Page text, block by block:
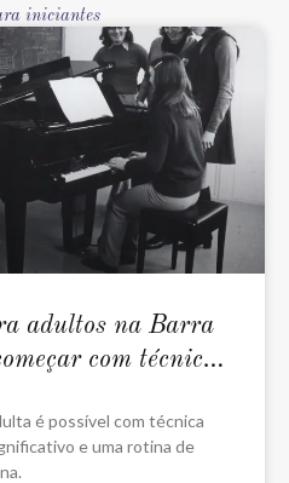
iniciantes
adultos na Barra
com técnica
é possível com técnica
e uma rotina de